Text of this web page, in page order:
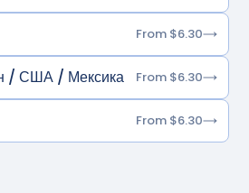
From $6.30
/ США / Мексика From $6.30
From $6.30